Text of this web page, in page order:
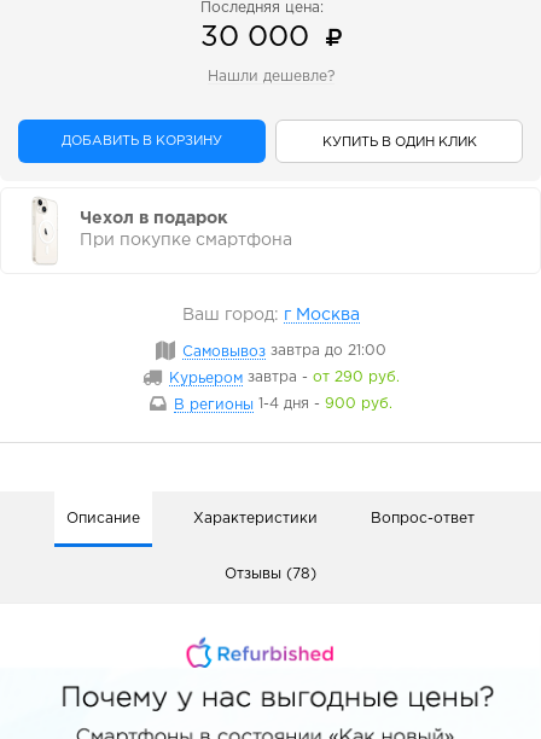
Последняя цена:
30 000
Нашли дешевле?
ДОБАВИТЬ В КОРЗИНУ КУПИТЬ В ОДИН КЛИК
Чехол в подарок
При покупке смартфона
Ваш город: г Москва
Самовывоз завтра до 21:00
Курьером завтра - от 290 руб.
В регионы
1-4 дня - 900 руб.
Описание Характеристики Вопрос-ответ
Отзывы (78)